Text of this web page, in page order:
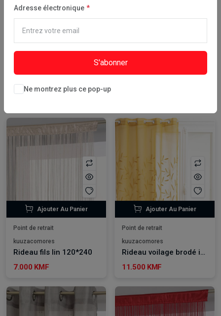
Adresse électronique
S'abonner
Ne montrez plus ce pop-up
Affichage de 169 à 192 sur 320 produits
Par défaut
Ajouter Au Panier
Point de retrait
kuuzacomores
Rideau fils lin 120*240
7.000 KMF
Ajouter Au Panier
Point de retrait
kuuzacomores
Rideau voilage brodé izzy Ocre 140*240 cm
11.500 KMF